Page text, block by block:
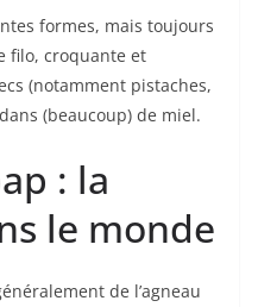
formes, mais toujours
filo, croquante et
(notamment pistaches,
(beaucoup) de miel.
: la
le monde
de l’agneau